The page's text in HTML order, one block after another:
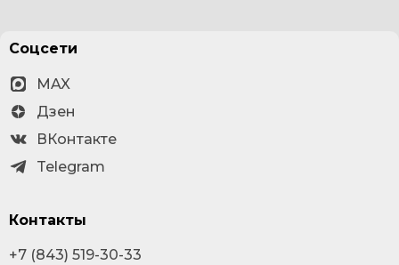
Соцсети
MAX
Дзен
ВКонтакте
Telegram
Контакты
+7 (843) 519-30-33